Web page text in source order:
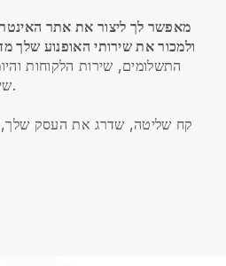
ולמכור את שירותי האופנוע שלך
התשלומים, שירות הלקוחות
שימוש באפליקציה לנייד שלנו.
קח שליטה, שדרג את העסק שלך,